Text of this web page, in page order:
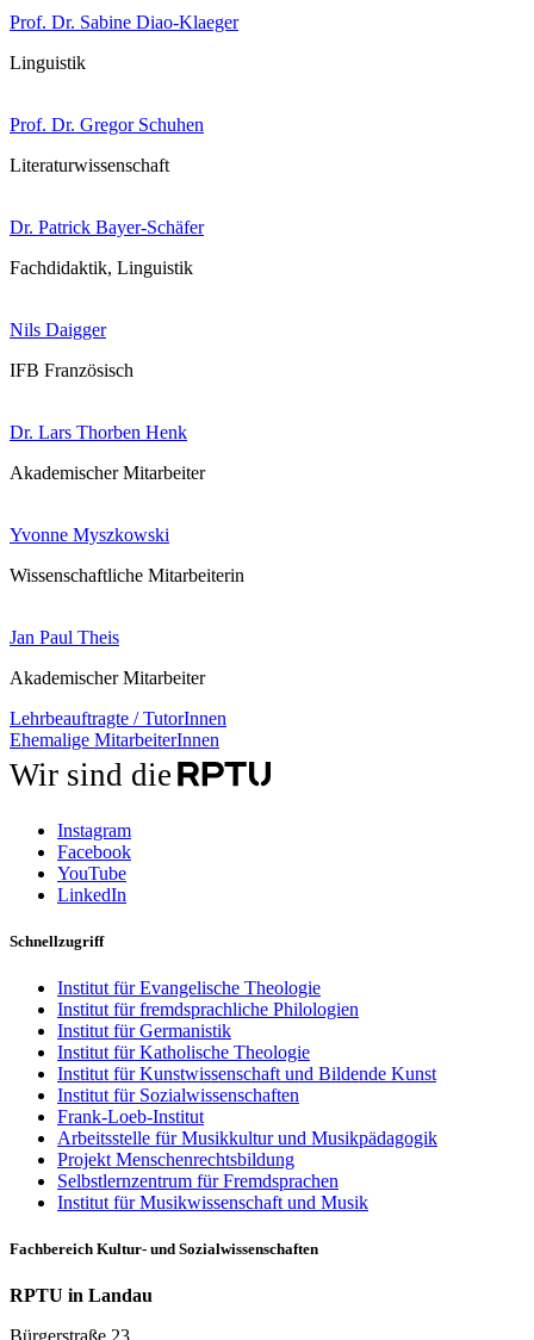
Prof. Dr. Sabine Diao-Klaeger
Linguistik
Prof. Dr. Gregor Schuhen
Literaturwissenschaft
Dr. Patrick Bayer-Schäfer
Fachdidaktik, Linguistik
Nils Daigger
IFB Französisch
Dr. Lars Thorben Henk
Akademischer Mitarbeiter
Yvonne Myszkowski
Wissenschaftliche Mitarbeiterin
Jan Paul Theis
Akademischer Mitarbeiter
Lehrbeauftragte / TutorInnen
Ehemalige MitarbeiterInnen
Wir sind die
Instagram
Facebook
YouTube
LinkedIn
Schnellzugriff
Institut für Evangelische Theologie
Institut für fremdsprachliche Philologien
Institut für Germanistik
Institut für Katholische Theologie
Institut für Kunstwissenschaft und Bildende Kunst
Institut für Sozialwissenschaften
Frank-Loeb-Institut
Arbeitsstelle für Musikkultur und Musikpädagogik
Projekt Menschenrechtsbildung
Selbstlernzentrum für Fremdsprachen
Institut für Musikwissenschaft und Musik
Fachbereich Kultur- und Sozialwissenschaften
RPTU in Landau